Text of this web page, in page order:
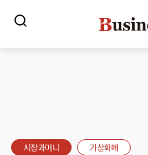
시장과머니 가상화폐